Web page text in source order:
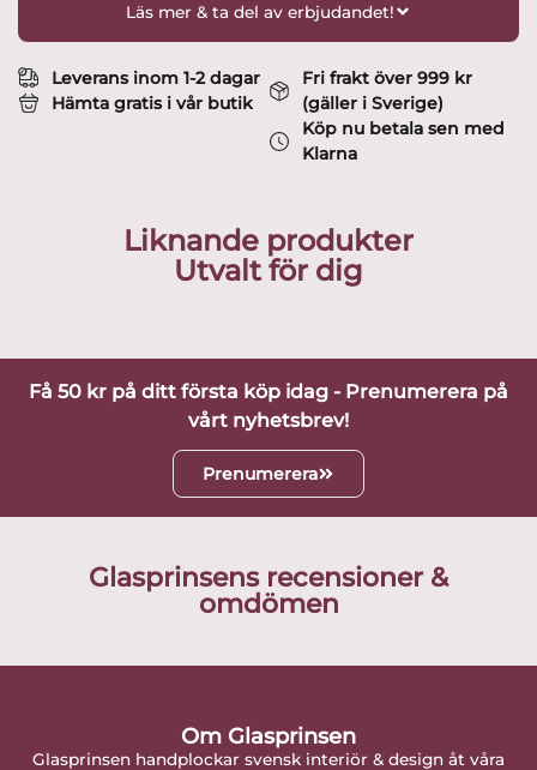
Läs mer & ta del av erbjudandet!
Leverans inom 1-2 dagar
Hämta gratis i vår butik
Fri frakt över 999 kr
(gäller i Sverige)
Köp nu betala sen med
Klarna
Liknande produkter
Utvalt för dig
Få 50 kr på ditt första köp idag - Prenumerera på
vårt nyhetsbrev!
Prenumerera
Glasprinsens recensioner &
omdömen
Om Glasprinsen
Glasprinsen handplockar svensk interiör & design åt våra